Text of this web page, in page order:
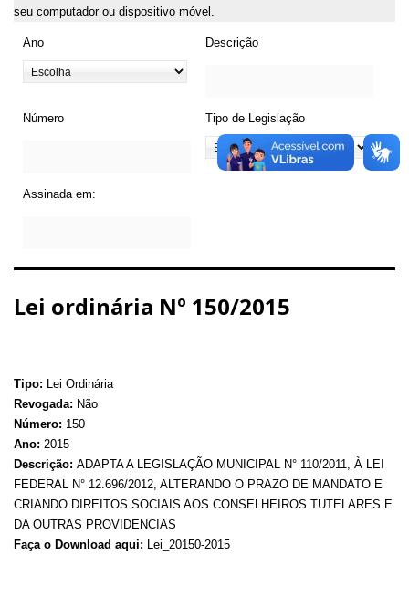
seu computador ou dispositivo móvel.
Ano Descrição
Número Tipo de Legislação
Assinada em:
Lei ordinária Nº 150/2015
Tipo: Lei Ordinária
Revogada: Não
Número: 150
Ano: 2015
Descrição: ADAPTA A LEGISLAÇÃO MUNICIPAL N° 110/2011, À LEI
FEDERAL N° 12.696/2012, ALTERANDO O PRAZO DE MANDATO E
CRIANDO DIREITOS SOCIAIS AOS CONSELHEIROS TUTELARES E
DA OUTRAS PROVIDENCIAS
Faça o Download aqui: Lei_20150-2015